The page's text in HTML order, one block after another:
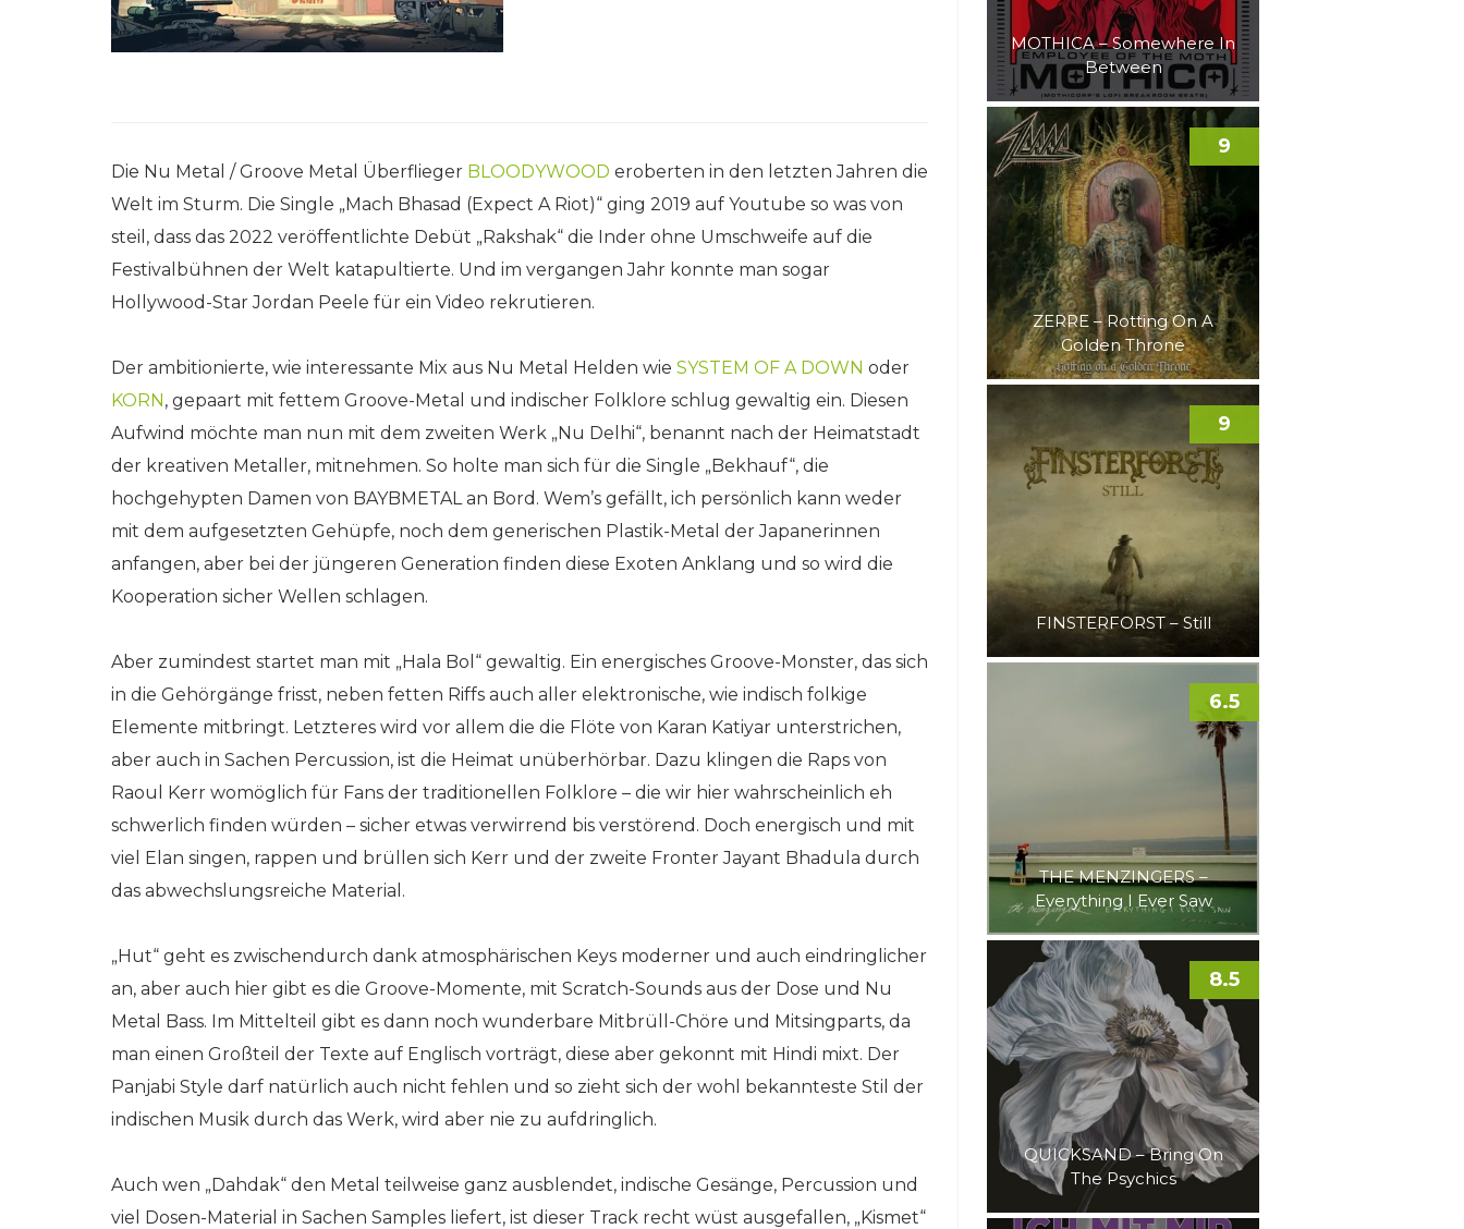
Die Nu Metal / Groove Metal Überflieger BLOODYWOOD eroberten in den letzten Jahren die
Welt im Sturm. Die Single „Mach Bhasad (Expect A Riot)“ ging 2019 auf Youtube so was von
steil, dass das 2022 veröffentlichte Debüt „Rakshak“ die Inder ohne Umschweife auf die
Festivalbühnen der Welt katapultierte. Und im vergangen Jahr konnte man sogar
Hollywood-Star Jordan Peele für ein Video rekrutieren.
Der ambitionierte, wie interessante Mix aus Nu Metal Helden wie SYSTEM OF A DOWN oder
KORN, gepaart mit fettem Groove-Metal und indischer Folklore schlug gewaltig ein. Diesen
Aufwind möchte man nun mit dem zweiten Werk „Nu Delhi“, benannt nach der Heimatstadt
der kreativen Metaller, mitnehmen. So holte man sich für die Single „Bekhauf“, die
hochgehypten Damen von BAYBMETAL an Bord. Wem’s gefällt, ich persönlich kann weder
mit dem aufgesetzten Gehüpfe, noch dem generischen Plastik-Metal der Japanerinnen
anfangen, aber bei der jüngeren Generation finden diese Exoten Anklang und so wird die
Kooperation sicher Wellen schlagen.
Aber zumindest startet man mit „Hala Bol“ gewaltig. Ein energisches Groove-Monster, das sich
in die Gehörgänge frisst, neben fetten Riffs auch aller elektronische, wie indisch folkige
Elemente mitbringt. Letzteres wird vor allem die die Flöte von Karan Katiyar unterstrichen,
aber auch in Sachen Percussion, ist die Heimat unüberhörbar. Dazu klingen die Raps von
Raoul Kerr womöglich für Fans der traditionellen Folklore – die wir hier wahrscheinlich eh
schwerlich finden würden – sicher etwas verwirrend bis verstörend. Doch energisch und mit
viel Elan singen, rappen und brüllen sich Kerr und der zweite Fronter Jayant Bhadula durch
das abwechslungsreiche Material.
„Hut“ geht es zwischendurch dank atmosphärischen Keys moderner und auch eindringlicher
an, aber auch hier gibt es die Groove-Momente, mit Scratch-Sounds aus der Dose und Nu
Metal Bass. Im Mittelteil gibt es dann noch wunderbare Mitbrüll-Chöre und Mitsingparts, da
man einen Großteil der Texte auf Englisch vorträgt, diese aber gekonnt mit Hindi mixt. Der
Panjabi Style darf natürlich auch nicht fehlen und so zieht sich der wohl bekannteste Stil der
indischen Musik durch das Werk, wird aber nie zu aufdringlich.
Auch wen „Dahdak“ den Metal teilweise ganz ausblendet, indische Gesänge, Percussion und
viel Dosen-Material in Sachen Samples liefert, ist dieser Track recht wüst ausgefallen, „Kismet“
MOTHICA – Somewhere In
Between
ZERRE – Rotting On A
Golden Throne
9
FINSTERFORST – Still
9
THE MENZINGERS –
Everything I Ever Saw
6.5
QUICKSAND – Bring On
The Psychics
8.5